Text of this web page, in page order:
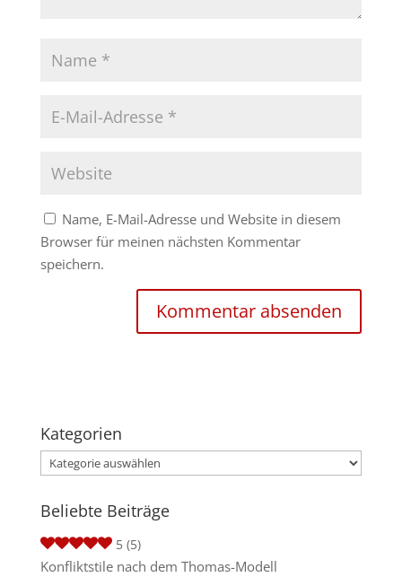
Name, E-Mail-Adresse und Website in diesem
Browser für meinen nächsten Kommentar
speichern.
Kategorien
Kategorien
Beliebte Beiträge
5 (5)
Konfliktstile nach dem Thomas-Modell